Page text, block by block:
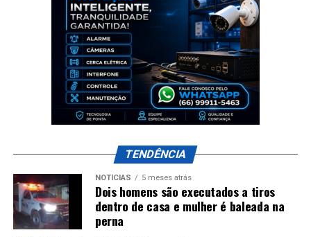
TENDÊNCIA
NOTÍCIAS 5 meses atrás
Dois homens são executados a tiros
dentro de casa e mulher é baleada na
perna